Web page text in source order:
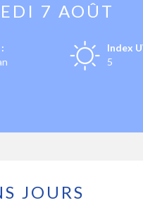
7 AOÛT
Index
5
JOURS